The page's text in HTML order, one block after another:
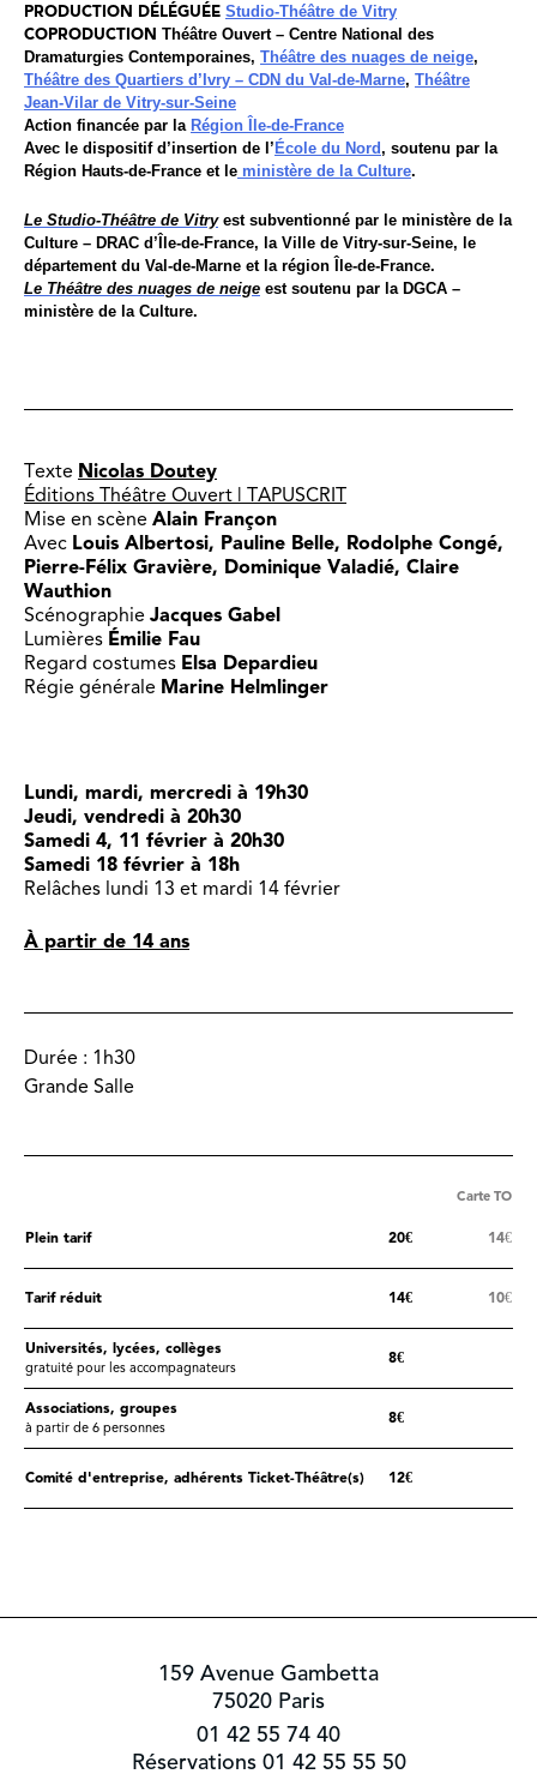
PRODUCTION DÉLÉGUÉE Studio-Théâtre de Vitry
COPRODUCTION Théâtre Ouvert – Centre National des
Dramaturgies Contemporaines, Théâtre des nuages de neige,
Théâtre des Quartiers d’Ivry – CDN du Val-de-Marne, Théâtre
Jean-Vilar de Vitry-sur-Seine
Action financée par la Région Île-de-France
Avec le dispositif d’insertion de l’ École du Nord, soutenu par la
Région Hauts-de-France et le ministère de la Culture.
Le Studio-Théâtre de Vitryest subventionné par le ministère de la
Culture – DRAC d’Île-de-France, la Ville de Vitry-sur-Seine, le
département du Val-de-Marne et la région Île-de-France.
Le Théâtre des nuages de neige est soutenu par la DGCA –
ministère de la Culture.
Texte Nicolas Doutey
Éditions Théâtre Ouvert | TAPUSCRIT
Mise en scène Alain Françon
Avec Louis Albertosi, Pauline Belle, Rodolphe Congé,
Pierre-Félix Gravière, Dominique Valadié, Claire
Wauthion
Scénographie Jacques Gabel
Lumières Émilie Fau
Regard costumes Elsa Depardieu
Régie générale Marine Helmlinger
Lundi, mardi, mercredi à 19h30
Jeudi, vendredi à 20h30
Samedi 4, 11 février à 20h30
Samedi 18 février à 18h
Relâches lundi 13 et mardi 14 février
À partir de 14 ans
Durée : 1h30
Grande Salle
Carte TO
Plein tarif 20€ 14€
Tarif réduit 14€ 10€
Universités, lycées, collèges
gratuité pour les accompagnateurs
8€
Associations, groupes
à partir de 6 personnes
8€
Comité d'entreprise, adhérents Ticket-Théâtre(s) 12€
159 Avenue Gambetta
75020 Paris
01 42 55 74 40
Réservations 01 42 55 55 50